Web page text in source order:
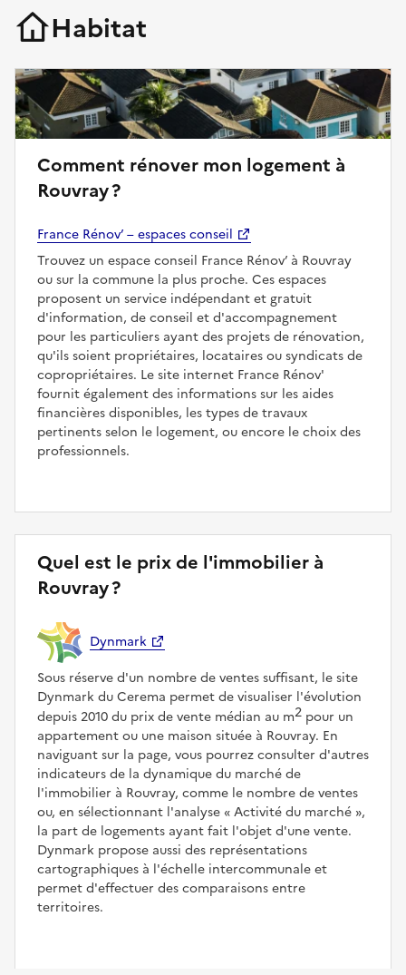
Habitat
Comment rénover mon logement à
Rouvray ?
France Rénov’ – espaces conseil
Trouvez un espace conseil France Rénov’ à Rouvray
ou sur la commune la plus proche. Ces espaces
proposent un service indépendant et gratuit
d'information, de conseil et d'accompagnement
pour les particuliers ayant des projets de rénovation,
qu'ils soient propriétaires, locataires ou syndicats de
copropriétaires. Le site internet France Rénov'
fournit également des informations sur les aides
financières disponibles, les types de travaux
pertinents selon le logement, ou encore le choix des
professionnels.
Quel est le prix de l'immobilier à
Rouvray ?
Dynmark
Sous réserve d'un nombre de ventes suffisant, le site
Dynmark du Cerema permet de visualiser l'évolution
depuis 2010 du prix de vente médian au m2 pour un
appartement ou une maison située à Rouvray. En
naviguant sur la page, vous pourrez consulter d'autres
indicateurs de la dynamique du marché de
l'immobilier à Rouvray, comme le nombre de ventes
ou, en sélectionnant l'analyse
Activité du marché ,
la part de logements ayant fait l'objet d'une vente.
Dynmark propose aussi des représentations
cartographiques à l'échelle intercommunale et
permet d'effectuer des comparaisons entre
territoires.